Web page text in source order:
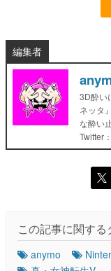
編集者
3D酔い
ネッタ
な酔い
Twitter：
この記事に関する
anymo